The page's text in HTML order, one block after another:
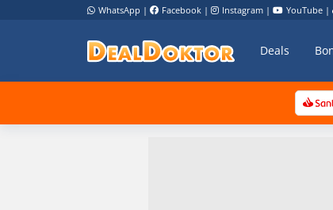
WhatsApp | Facebook | Instagram | YouTube |
Deals